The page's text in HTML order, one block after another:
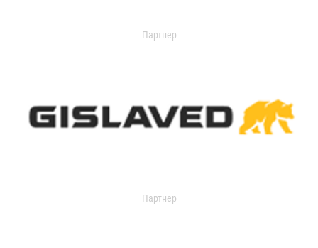
Партнер
Партнер